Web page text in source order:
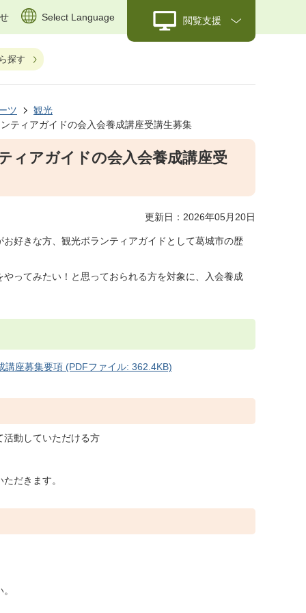
Select Language 閲覧支援
探す
ツ
観光
ティアガイドの会入会養成講座受講生募集
ィアガイドの会入会養成講座受
更新日：2026年05月20日
好きな方、観光ボランティアガイドとして葛城市の歴
ってみたい！と思っておられる方を対象に、入会養成
座募集要項 (PDFファイル: 362.4KB)
活動していただける方
だきます。